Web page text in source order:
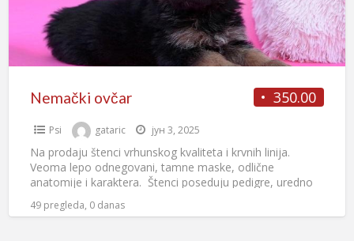
350.00
Nemački ovčar
Psi gataric јун 3, 2025
Na prodaju štenci vrhunskog kvaliteta i krvnih linija.
Veoma lepo odnegovani, tamne maske, odlične
anatomije i karaktera. Štenci poseduju pedigre, uredno
vakcinisani i čišćeni od
49 pregleda, 0 danas